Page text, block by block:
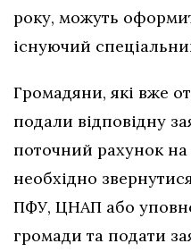
року, можуть
існуючий
Громадяни, які вже
подали відповідну
поточний рахунок на
необхідно
ПФУ, ЦНАП або
громади та подати